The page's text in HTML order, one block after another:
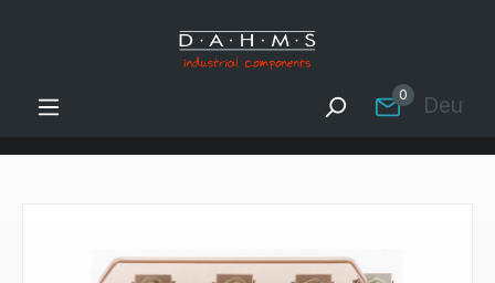
Zum Hauptinhalt springen
0
Bildergalerie überspringen